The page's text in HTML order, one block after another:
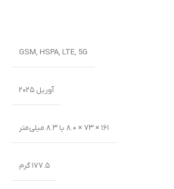
GSM, HSPA, LTE, 5G
آوریل ۲۰۲۵
۱۶۱ × ۷۳ × ۸.۰ یا ۸.۳ میلی‌متر
۱۷۷.۵ گرم